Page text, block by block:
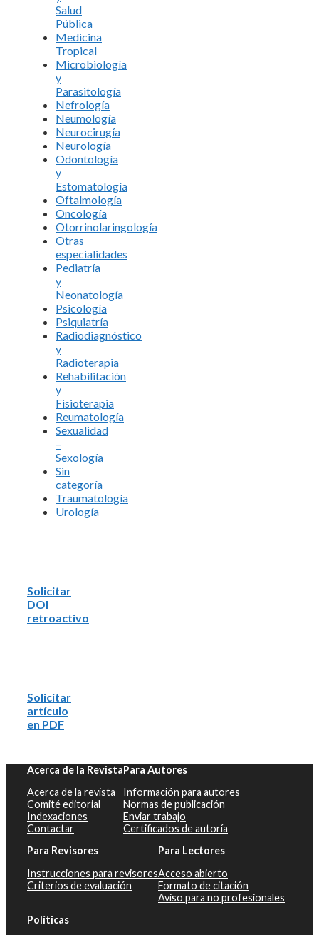
Salud
Pública
Medicina
Tropical
Microbiología
y
Parasitología
Nefrología
Neumología
Neurocirugía
Neurología
Odontología
y
Estomatología
Oftalmología
Oncología
Otorrinolaringología
Otras
especialidades
Pediatría
y
Neonatología
Psicología
Psiquiatría
Radiodiagnóstico
y
Radioterapia
Rehabilitación
y
Fisioterapia
Reumatología
Sexualidad
–
Sexología
Sin
categoría
Traumatología
Urología
Solicitar
DOI
retroactivo
Solicitar
artículo
en PDF
Acerca de la Revista
Acerca de la revista
Comité editorial
Indexaciones
Contactar
Para Autores
Información para autores
Normas de publicación
Enviar trabajo
Certificados de autoría
Para Revisores
Instrucciones para revisores
Criterios de evaluación
Para Lectores
Acceso abierto
Formato de citación
Aviso para no profesionales
Políticas